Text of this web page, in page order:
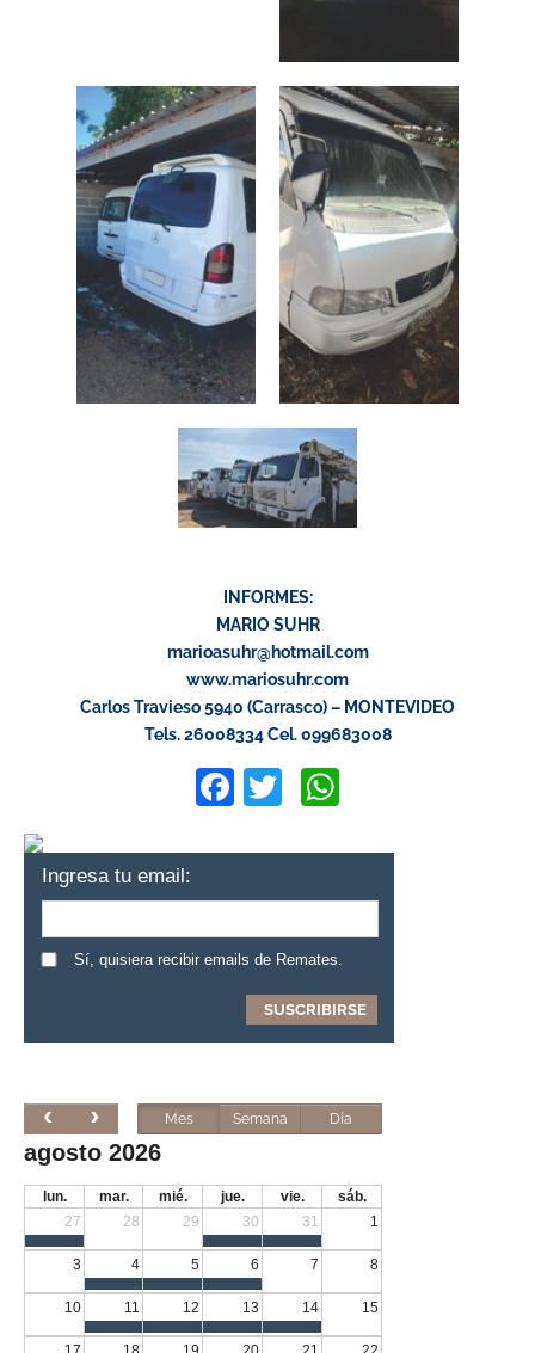
INFORMES:
MARIO SUHR
marioasuhr@hotmail.com
www.mariosuhr.com
Carlos Travieso 5940 (Carrasco) – MONTEVIDEO
Tels. 26008334 Cel. 099683008
Facebook
Twitter
Ingresa tu email:
Sí, quisiera recibir emails de Remates.
Mes Semana Día
agosto 2026
lun. mar. mié. jue. vie.
sáb.
27
28 29 30 31 1
3 4 5 6 7 8
10 11 12 13 14 15